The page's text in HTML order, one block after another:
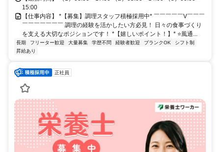
15:00
【仕事内容】 *【募集】調理スタッフ積極採用中* ￣￣￣￣￣V￣￣￣
￣￣￣￣￣￣￣ 調理の経験を活かしたい方必見！ 日々の食事づくり
を支える大切なポジションです！ *【嬉しいポイント！】* ⭐️風通...
長期 フリーター歓迎 大量募集 学歴不問 経験者歓迎 ブランクOK
シフト制
昇給あり
正社員